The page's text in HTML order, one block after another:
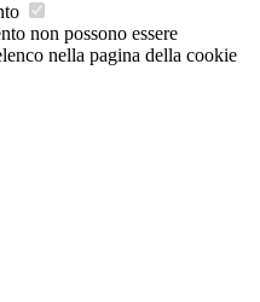
non possono essere
nella pagina della cookie